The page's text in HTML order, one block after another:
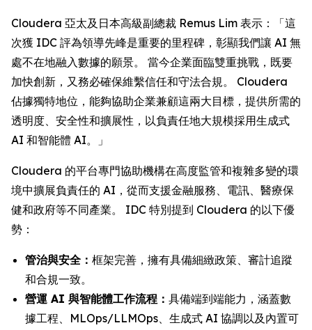
Cloudera 亞太及日本高級副總裁 Remus Lim 表示：「這
次獲 IDC 評為領導先峰是重要的里程碑，彰顯我們讓 AI 無
處不在地融入數據的願景。 當今企業面臨雙重挑戰，既要
加快創新，又務必確保維繫信任和守法合規。 Cloudera
佔據獨特地位，能夠協助企業兼顧這兩大目標，提供所需的
透明度、安全性和擴展性，以負責任地大規模採用生成式
AI 和智能體 AI。」
Cloudera 的平台專門協助機構在高度監管和複雜多變的環
境中擴展負責任的 AI，從而支援金融服務、電訊、醫療保
健和政府等不同產業。 IDC 特別提到 Cloudera 的以下優
勢：
管治與安全： 框架完善，擁有具備細緻政策、審計追蹤
和合規一致。
營運 AI 與智能體工作流程： 具備端到端能力，涵蓋數
據工程、MLOps/LLMOps、生成式 AI 協調以及內置可